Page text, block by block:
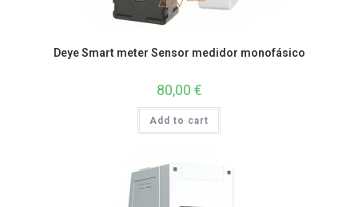
Deye Smart meter Sensor medidor monofásico
80,00 €
Add to cart